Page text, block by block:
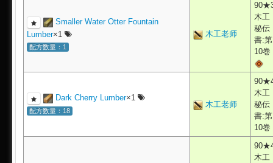
Smaller Water Otter Fountain
Lumber×1
配方数量：1
木工老师
木工
秘伝
書:第
10巻
Dark Cherry Lumber×1
配方数量：18
木工老师
木工
秘伝
書:第
10巻
木工